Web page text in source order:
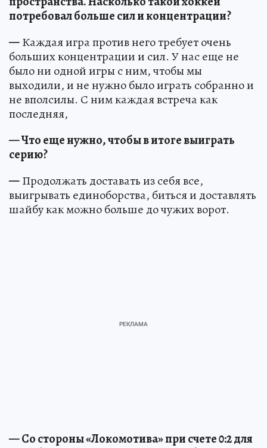
потребовал больше сил и концентрации?
—Каждая игра против него требует очень
больших концентрации и сил. У нас еще не
было ни одной игры с ним, чтобы мы
выходили, и не нужно было играть собранно и
не вполсилы. С ним каждая встреча как
последняя,
— Что еще нужно, чтобы в итоге выиграть
серию?
—Продолжать доставать из себя все,
выигрывать единоборства, биться и доставлять
шайбу как можно больше до чужих ворот.
— Со стороны «Локомотива» при счете 0:2 для